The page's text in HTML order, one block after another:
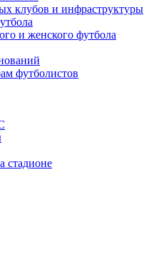
клубов и инфраструктуры
и женского футбола
футболистов
стадионе